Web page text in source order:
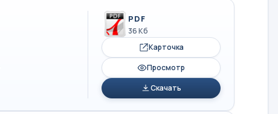
PDF
36 Кб
Карточка
Просмотр
Скачать